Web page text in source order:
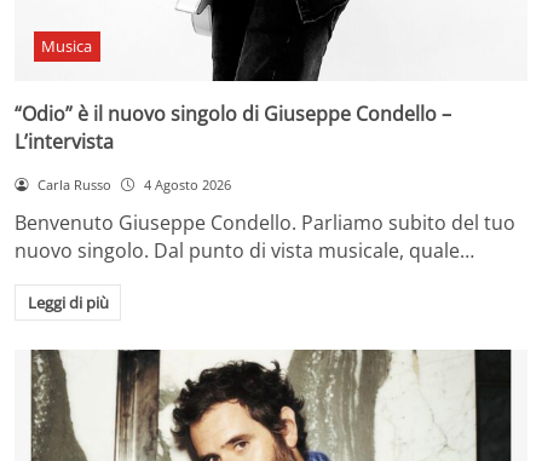
Musica
“Odio” è il nuovo singolo di Giuseppe Condello –
L’intervista
Carla Russo 4 Agosto 2026
Benvenuto Giuseppe Condello. Parliamo subito del tuo
nuovo singolo. Dal punto di vista musicale, quale…
Leggi di più